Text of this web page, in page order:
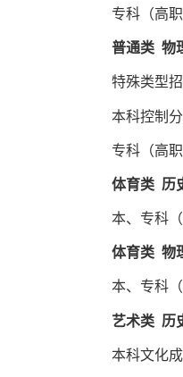
专科（高职
普通类 物
特殊类型招
本科控制分
专科（高职
体育类 历
本、专科（
体育类 物
本、专科（
艺术类 历
本科文化成